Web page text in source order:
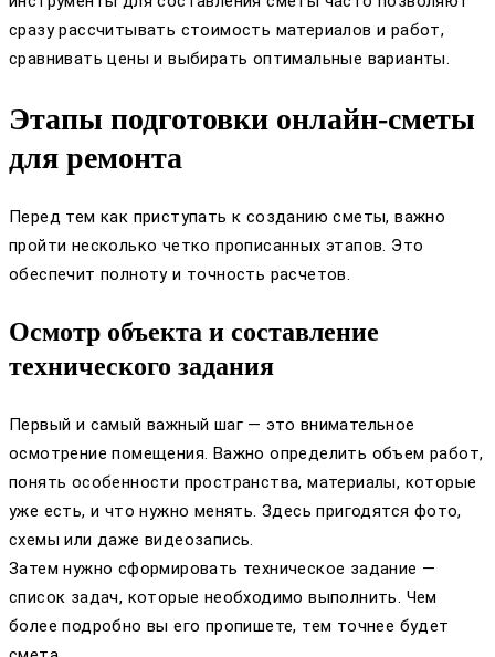
сразу рассчитывать стоимость материалов и работ,
сравнивать цены и выбирать оптимальные варианты.
Этапы подготовки онлайн-сметы
для ремонта
Перед тем как приступать к созданию сметы, важно
пройти несколько четко прописанных этапов. Это
обеспечит полноту и точность расчетов.
Осмотр объекта и составление
технического задания
Первый и самый важный шаг — это внимательное
осмотрение помещения. Важно определить объем работ,
понять особенности пространства, материалы, которые
уже есть, и что нужно менять. Здесь пригодятся фото,
схемы или даже видеозапись.
Затем нужно сформировать техническое задание —
список задач, которые необходимо выполнить. Чем
более подробно вы его пропишете, тем точнее будет